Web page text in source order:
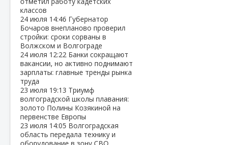
классов
24 июля 14:46 Губернатор
Бочаров внепланово проверил
стройки: сроки сорваны в
Волжском и Волгограде
24 июля 12:22 Банки сокращают
вакансии, но активно поднимают
зарплаты: главные тренды рынка
труда
23 июля 19:13 Триумф
волгоградской школы плавания:
золото Полины Козякиной на
первенстве Европы
23 июля 14:05 Волгоградская
область передала технику и